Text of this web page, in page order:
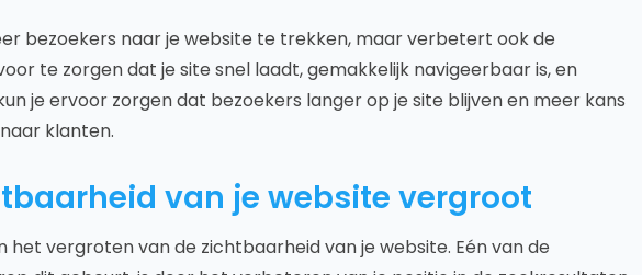
bezoekers naar je website te trekken, maar verbetert ook de
te zorgen dat je site snel laadt, gemakkelijk navigeerbaar is, en
je ervoor zorgen dat bezoekers langer op je site blijven en meer kans
klanten.
van je website vergroot
het vergroten van de zichtbaarheid van je website. Eén van de